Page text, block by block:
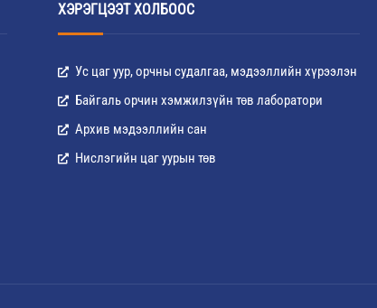
ХЭРЭГЦЭЭТ ХОЛБООС
Ус цаг уур, орчны судалгаа, мэдээллийн хүрээлэн
Байгаль орчин хэмжилзүйн төв лаборатори
Архив мэдээллийн сан
Нислэгийн цаг уурын төв